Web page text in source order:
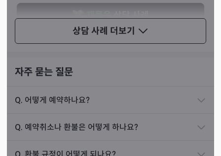
그리고 운세, 치유 두 가지 가치를 모두 전하기 위한 자신만
습니다. 선생님께서는 손님들에게 용기를 드리는 등불로서
상담 사례 더보기
올해 여름 한 40대 남성분이 찾아오셨습니다. 손님은
해 부지를 물색하던 중이셨습니다. 그런데 기존에 임
이전을 해야 하는 상황이 갑자기 발생했다고 합니다.
전을 하려던 차에 저와 인연이 닿으셨고, 상담을 도와
자주 묻는 질문
Q. 어떻게 예약하나요?
Q. 예약취소나 환불은 어떻게 하나요?